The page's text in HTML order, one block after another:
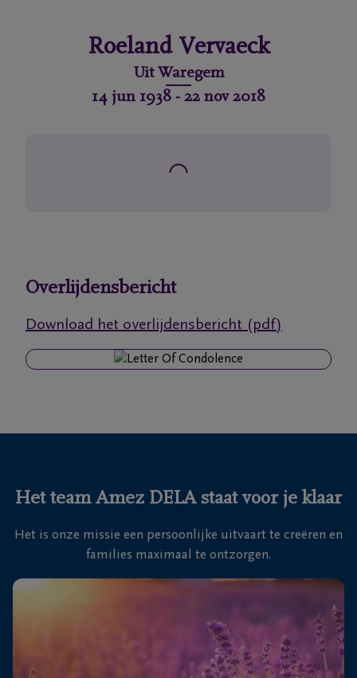
24u/24
+32
60Waregem
Roeland Vervaeck
Uit Waregem
14 jun 1938 - 22 nov 2018
Overlijdensbericht
Download het overlijdensbericht (pdf)
Het team Amez DELA staat voor je klaar
Het is onze missie een persoonlijke uitvaart te creëren en
families maximaal te ontzorgen.